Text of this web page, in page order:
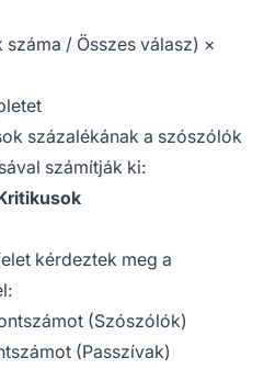
/ Összes válasz) ×
százalékának a szószólók
számítják ki:
kérdeztek meg a
(Szószólók)
(Passzívak)